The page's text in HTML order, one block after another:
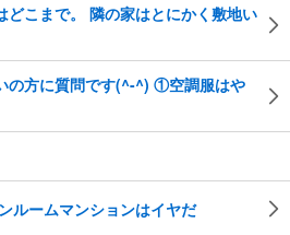
どこまで。 隣の家はとにかく敷地い
の方に質問です(^-^) ①空調服はや
ルームマンションはイヤだ